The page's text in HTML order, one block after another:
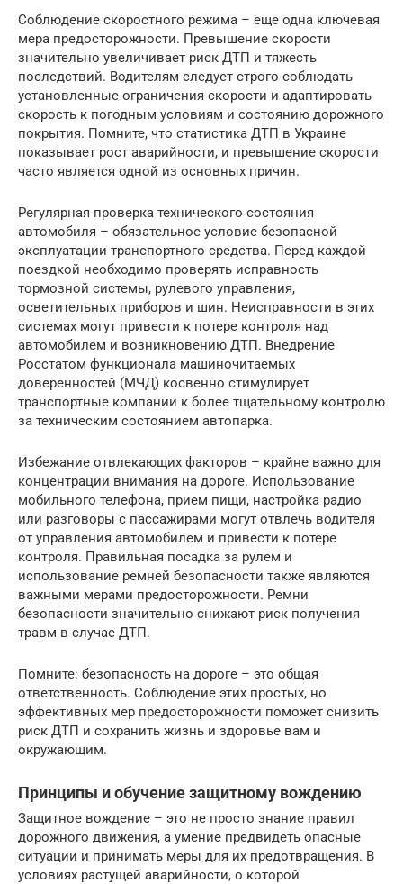
Соблюдение скоростного режима – еще одна ключевая
мера предосторожности. Превышение скорости
значительно увеличивает риск ДТП и тяжесть
последствий. Водителям следует строго соблюдать
установленные ограничения скорости и адаптировать
скорость к погодным условиям и состоянию дорожного
покрытия. Помните, что статистика ДТП в Украине
показывает рост аварийности, и превышение скорости
часто является одной из основных причин.
Регулярная проверка технического состояния
автомобиля – обязательное условие безопасной
эксплуатации транспортного средства. Перед каждой
поездкой необходимо проверять исправность
тормозной системы, рулевого управления,
осветительных приборов и шин. Неисправности в этих
системах могут привести к потере контроля над
автомобилем и возникновению ДТП. Внедрение
Росстатом функционала машиночитаемых
доверенностей (МЧД) косвенно стимулирует
транспортные компании к более тщательному контролю
за техническим состоянием автопарка.
Избежание отвлекающих факторов – крайне важно для
концентрации внимания на дороге. Использование
мобильного телефона, прием пищи, настройка радио
или разговоры с пассажирами могут отвлечь водителя
от управления автомобилем и привести к потере
контроля. Правильная посадка за рулем и
использование ремней безопасности также являются
важными мерами предосторожности. Ремни
безопасности значительно снижают риск получения
травм в случае ДТП.
Помните: безопасность на дороге – это общая
ответственность. Соблюдение этих простых, но
эффективных мер предосторожности поможет снизить
риск ДТП и сохранить жизнь и здоровье вам и
окружающим.
Принципы и обучение защитному вождению
Защитное вождение – это не просто знание правил
дорожного движения, а умение предвидеть опасные
ситуации и принимать меры для их предотвращения. В
условиях растущей аварийности, о которой